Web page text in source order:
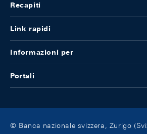
Recapiti
Link rapidi
Informazioni per
Portali
© Banca nazionale svizzera, Zurigo